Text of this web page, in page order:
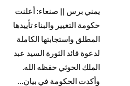
يمني برس || صنعاء: أعلنت
حكومة التغيير والبناء تأييدها
المطلق واستجابتها الكاملة
لدعوة قائد الثورة السيد عبد
الملك الحوثي حفظه الله.
وأكدت الحكومة في بيان…